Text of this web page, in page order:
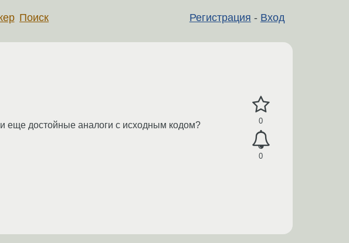
Регистрация - Вход
Поиск
0
0
еще достойные аналоги с исходным кодом?